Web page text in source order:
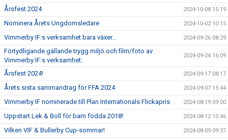
Årsfest 2024 2024-10-08 15:19
Nominera Årets Ungdomsledare 2024-10-02 10:15
Vimmerby IF:s verksamhet bara växer... 2024-09-26 08:29
Förtydligande gällande trygg miljö och film/foto av
Vimmerby IF:s verksamhet:
2024-09-24 16:09
Årsfest 2024! 2024-09-17 08:17
Årets sista sammandrag för FFA 2024 2024-09-07 15:44
Vimmerby IF nominerade till Plan Internationals Flickapris 2024-08-19 09:00
Uppstart Lek & Boll för barn födda 2018! 2024-08-12 10:46
Vilken VIF & Bullerby Cup-sommar! 2024-08-09 09:37